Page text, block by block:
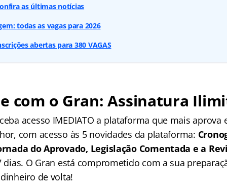
as últimas notícias
todas as vagas para 2026
abertas para 380 VAGAS
com o Gran: Assinatura
acesso IMEDIATO a plataforma que mais aprova
com acesso às 5 novidades da plataforma:
do Aprovado, Legislação Comentada e a
dias. O Gran está comprometido com a sua
de volta!